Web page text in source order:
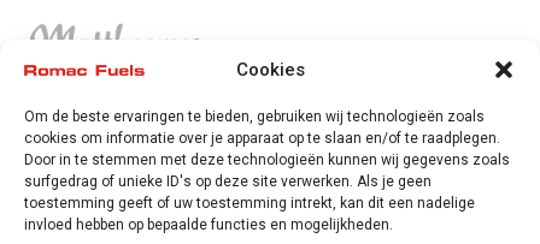
Cookies
Om de beste ervaringen te bieden, gebruiken wij technologieën zoals
cookies om informatie over je apparaat op te slaan en/of te raadplegen.
Door in te stemmen met deze technologieën kunnen wij gegevens zoals
surfgedrag of unieke ID's op deze site verwerken. Als je geen
toestemming geeft of uw toestemming intrekt, kan dit een nadelige
invloed hebben op bepaalde functies en mogelijkheden.